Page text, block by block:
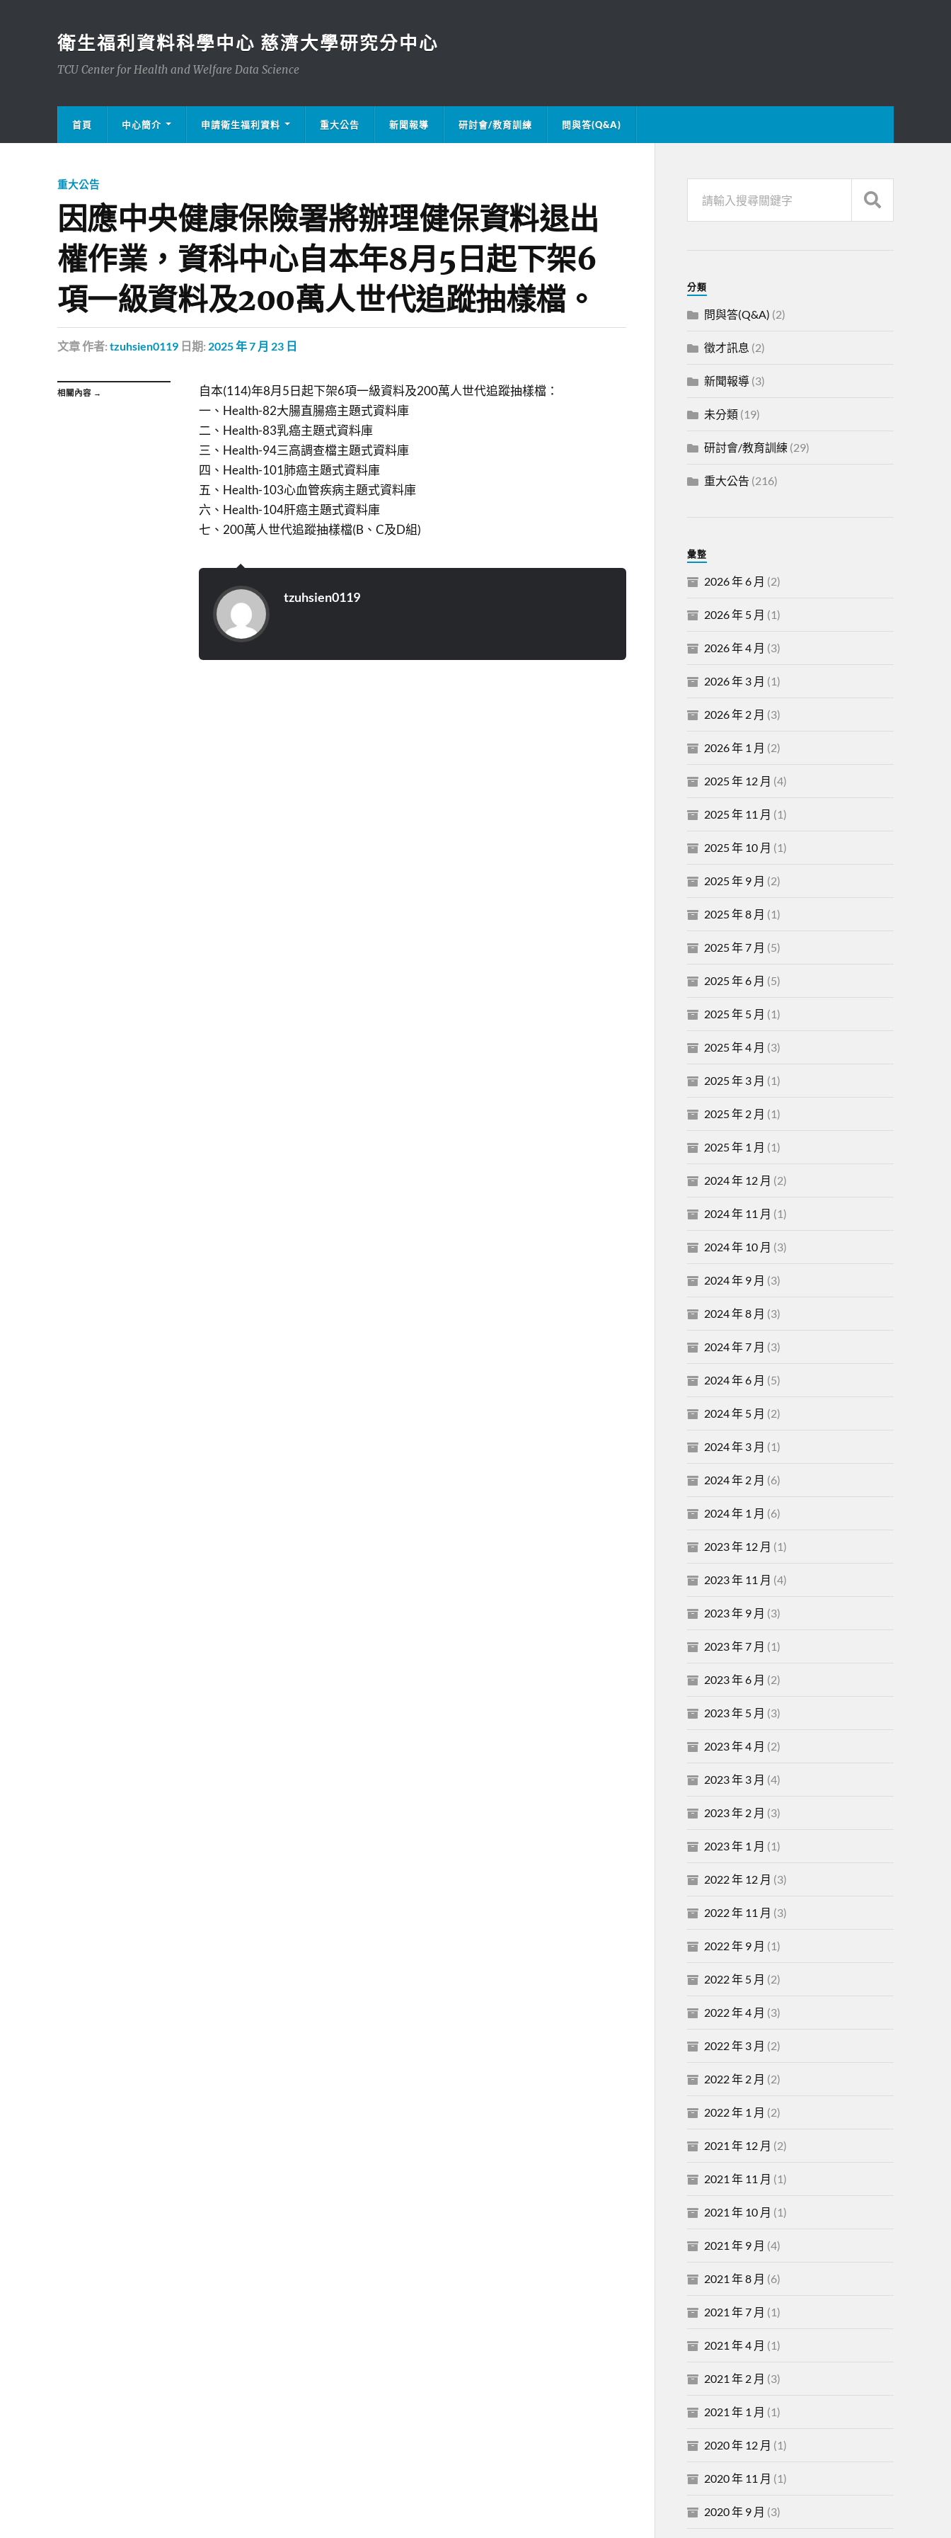
衛生福利資料科學中心 慈濟大學研究分中心
TCU Center for Health and Welfare Data Science
首頁 中心簡介 申請衛生福利資料 重大公告 新聞報導 研討會/教育訓練 問與答(Q&A)
重大公告
因應中央健康保險署將辦理健保資料退出
權作業，資科中心自本年8月5日起下架6
項一級資料及200萬人世代追蹤抽樣檔。
文章作者: tzuhsien0119 日期: 2025 年 7 月 23 日
相關內容 →
自本(114)年8月5日起下架6項一級資料及200萬人世代追蹤抽樣檔：
一、Health-82大腸直腸癌主題式資料庫
二、Health-83乳癌主題式資料庫
三、Health-94三高調查檔主題式資料庫
四、Health-101肺癌主題式資料庫
五、Health-103心血管疾病主題式資料庫
六、Health-104肝癌主題式資料庫
七、200萬人世代追蹤抽樣檔(B、C及D組)
tzuhsien0119
分類
問與答(Q&A) (2)
徵才訊息 (2)
新聞報導(3)
未分類(19)
研討會/教育訓練(29)
重大公告 (216)
彙整
2026 年 6 月 (2)
2026 年 5 月 (1)
2026 年 4 月 (3)
2026 年 3 月 (1)
2026 年 2 月 (3)
2026 年 1 月 (2)
2025 年 12 月 (4)
2025 年 11 月 (1)
2025 年 10 月 (1)
2025 年 9 月 (2)
2025 年 8 月 (1)
2025 年 7 月 (5)
2025 年 6 月 (5)
2025 年 5 月 (1)
2025 年 4 月 (3)
2025 年 3 月 (1)
2025 年 2 月 (1)
2025 年 1 月 (1)
2024 年 12 月 (2)
2024 年 11 月 (1)
2024 年 10 月 (3)
2024 年 9 月 (3)
2024 年 8 月 (3)
2024 年 7 月 (3)
2024 年 6 月 (5)
2024 年 5 月 (2)
2024 年 3 月 (1)
2024 年 2 月 (6)
2024 年 1 月 (6)
2023 年 12 月 (1)
2023 年 11 月 (4)
2023 年 9 月 (3)
2023 年 7 月 (1)
2023 年 6 月 (2)
2023 年 5 月 (3)
2023 年 4 月 (2)
2023 年 3 月 (4)
2023 年 2 月 (3)
2023 年 1 月 (1)
2022 年 12 月 (3)
2022 年 11 月 (3)
2022 年 9 月 (1)
2022 年 5 月 (2)
2022 年 4 月 (3)
2022 年 3 月 (2)
2022 年 2 月 (2)
2022 年 1 月 (2)
2021 年 12 月 (2)
2021 年 11 月 (1)
2021 年 10 月 (1)
2021 年 9 月 (4)
2021 年 8 月 (6)
2021 年 7 月 (1)
2021 年 4 月 (1)
2021 年 2 月 (3)
2021 年 1 月 (1)
2020 年 12 月 (1)
2020 年 11 月 (1)
2020 年 9 月 (3)